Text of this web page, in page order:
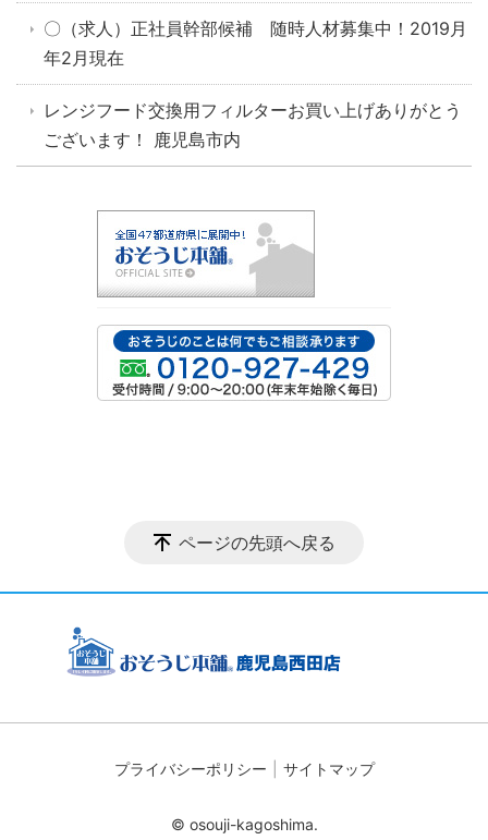
〇（求人）正社員幹部候補 随時人材募集中！2019月
年2月現在
レンジフード交換用フィルターお買い上げありがとう
ございます！ 鹿児島市内
ページの先頭へ戻る
プライバシーポリシー サイトマップ
© osouji-kagoshima.